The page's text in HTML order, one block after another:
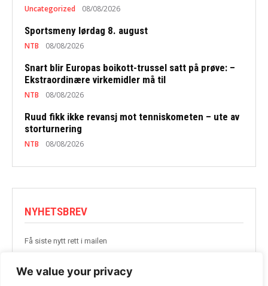
We value your privacy
Uncategorized 08/08/2026
Sportsmeny lørdag 8. august
NTB 08/08/2026
Snart blir Europas boikott-trussel satt på prøve: –
Ekstraordinære virkemidler må til
NTB 08/08/2026
Ruud fikk ikke revansj mot tenniskometen – ute av
storturnering
NTB 08/08/2026
NYHETSBREV
Få siste nytt rett i mailen